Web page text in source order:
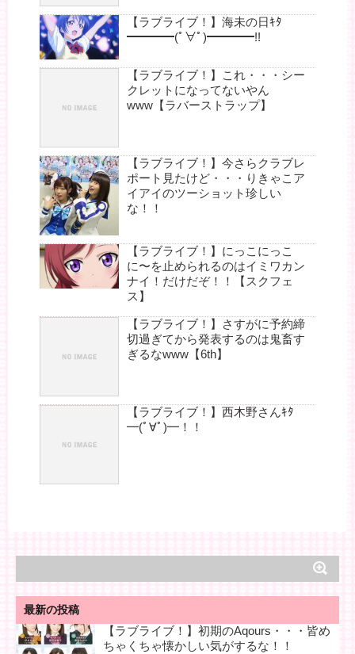
【ラブライブ！】海未の日ｷﾀ
━━━━(ﾟ∀ﾟ)━━━━!!
【ラブライブ！】これ・・・シー
クレットになってないやん
www【ラバーストラップ】
【ラブライブ！】今さらクラブレ
ポート見たけど・・・りきゃこア
イアイのツーショット珍しい
な！！
【ラブライブ！】にっこにっこ
に〜を止められるのはイミワカン
ナイ！だけだぞ！！【スクフェ
ス】
【ラブライブ！】さすがに予約締
切過ぎてから発表するのは鬼畜す
ぎるなwww【6th】
【ラブライブ！】西木野さんｷﾀ
━(ﾟ∀ﾟ)━！！
最新の投稿
【ラブライブ！】初期のAqours・・・皆め
ちゃくちゃ懐かしい気がするな！！